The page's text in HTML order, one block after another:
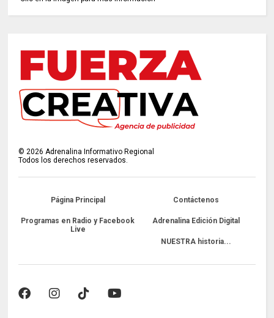
©2026 Adrenalina Informativo Regional
Todos los derechos reservados.
Página Principal Contáctenos
Programas en Radio y Facebook
Live
Adrenalina Edición Digital
NUESTRA historia...